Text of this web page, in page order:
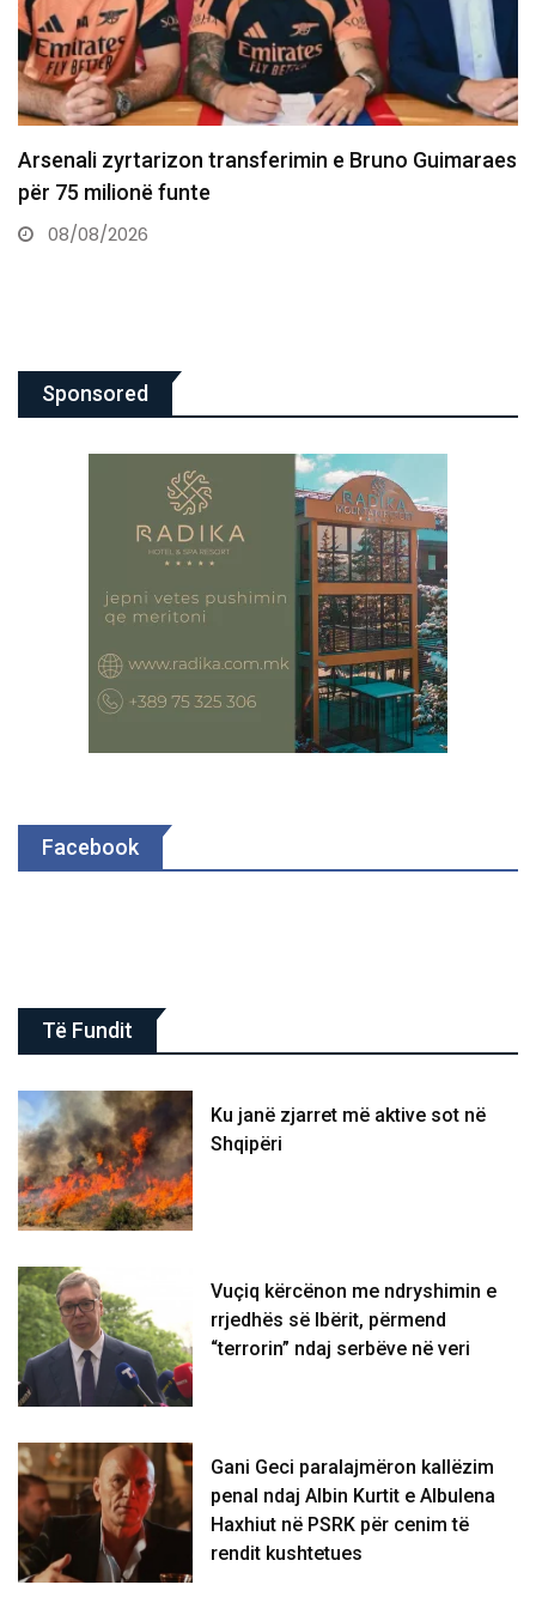
Dështon transferimi i Asllanit te Leipzigu shkaku i
gjendjes shëndetësore
07/08/2026
Sponsored
Facebook
Të Fundit
Ku janë zjarret më aktive sot në
Shqipëri
Vuçiq kërcënon me ndryshimin e
rrjedhës së Ibërit, përmend
“terrorin” ndaj serbëve në veri
Gani Geci paralajmëron kallëzim
penal ndaj Albin Kurtit e Albulena
Haxhiut në PSRK për cenim të
rendit kushtetues